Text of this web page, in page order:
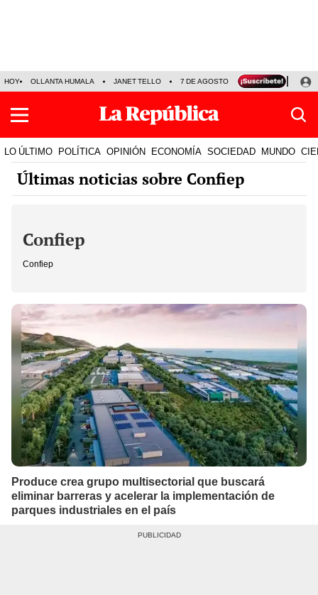
HOY OLLANTA HUMALA JANET TELLO 7 DE AGOSTO TINKA RESULTADOS
LO ÚLTIMO POLÍTICA OPINIÓN ECONOMÍA SOCIEDAD MUNDO
Últimas noticias sobre Confiep
Confiep
Confiep
Produce crea grupo multisectorial que buscará
eliminar barreras y acelerar la implementación de
parques industriales en el país